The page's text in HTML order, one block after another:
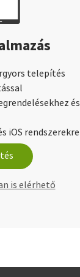
telepítés
és
iOS rendszerekre
is elérhető